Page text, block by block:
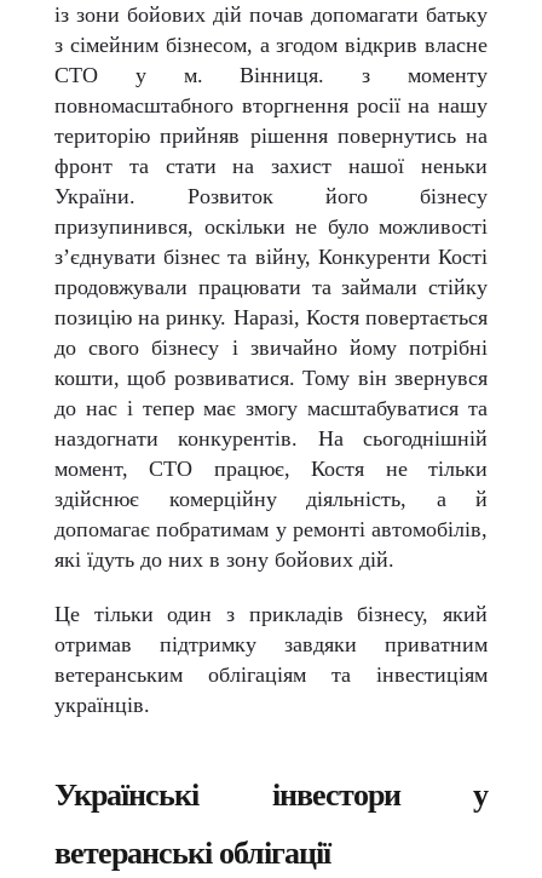
із зони бойових дій почав допомагати батьку
з сімейним бізнесом, а згодом відкрив власне
СТО у м. Вінниця. з моменту
повномасштабного вторгнення росії на нашу
територію прийняв рішення повернутись на
фронт та стати на захист нашої неньки
України. Розвиток його бізнесу
призупинився, оскільки не було можливості
з’єднувати бізнес та війну, Конкуренти Кості
продовжували працювати та займали стійку
позицію на ринку. Наразі, Костя повертається
до свого бізнесу і звичайно йому потрібні
кошти, щоб розвиватися. Тому він звернувся
до нас і тепер має змогу масштабуватися та
наздогнати конкурентів. На сьогоднішній
момент, СТО працює, Костя не тільки
здійснює комерційну діяльність, а й
допомагає побратимам у ремонті автомобілів,
які їдуть до них в зону бойових дій.
Це тільки один з прикладів бізнесу, який
отримав підтримку завдяки приватним
ветеранським облігаціям та інвестиціям
українців.
Українські інвестори у
ветеранські облігації